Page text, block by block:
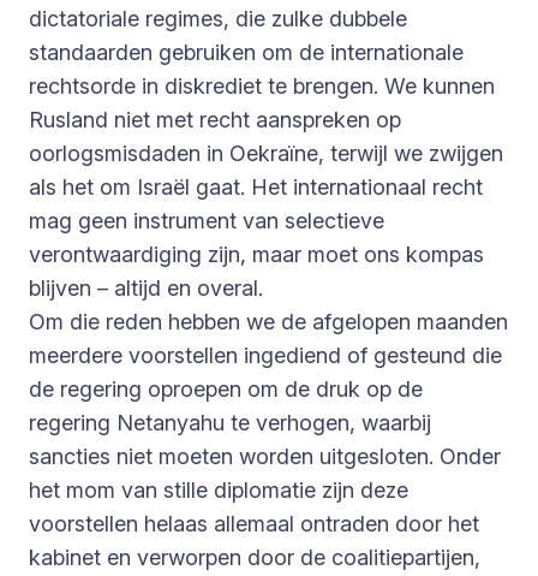
dictatoriale regimes, die zulke dubbele
standaarden gebruiken om de internationale
rechtsorde in diskrediet te brengen. We kunnen
Rusland niet met recht aanspreken op
oorlogsmisdaden in Oekraïne, terwijl we zwijgen
als het om Israël gaat. Het internationaal recht
mag geen instrument van selectieve
verontwaardiging zijn, maar moet ons kompas
blijven – altijd en overal.
Om die reden hebben we de afgelopen maanden
meerdere voorstellen ingediend of gesteund die
de regering oproepen om de druk op de
regering Netanyahu te verhogen, waarbij
sancties niet moeten worden uitgesloten. Onder
het mom van stille diplomatie zijn deze
voorstellen helaas allemaal ontraden door het
kabinet en verworpen door de coalitiepartijen,